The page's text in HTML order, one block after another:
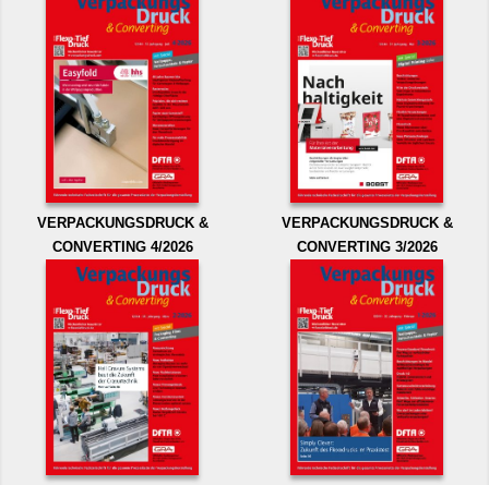
VERPACKUNGSDRUCK &
CONVERTING 4/2026
VERPACKUNGSDRUCK &
CONVERTING 3/2026